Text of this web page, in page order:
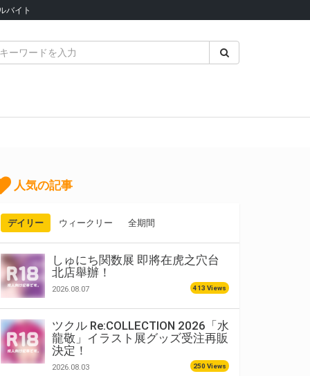
バイト
人気の記事
デイリー ウィークリー 全期間
しゅにち関数展 即將在虎之穴台
北店舉辦！
2026.08.07 413 Views
ツクル Re:COLLECTION 2026「水
龍敬」イラスト展グッズ受注再販
決定！
2026.08.03 250 Views